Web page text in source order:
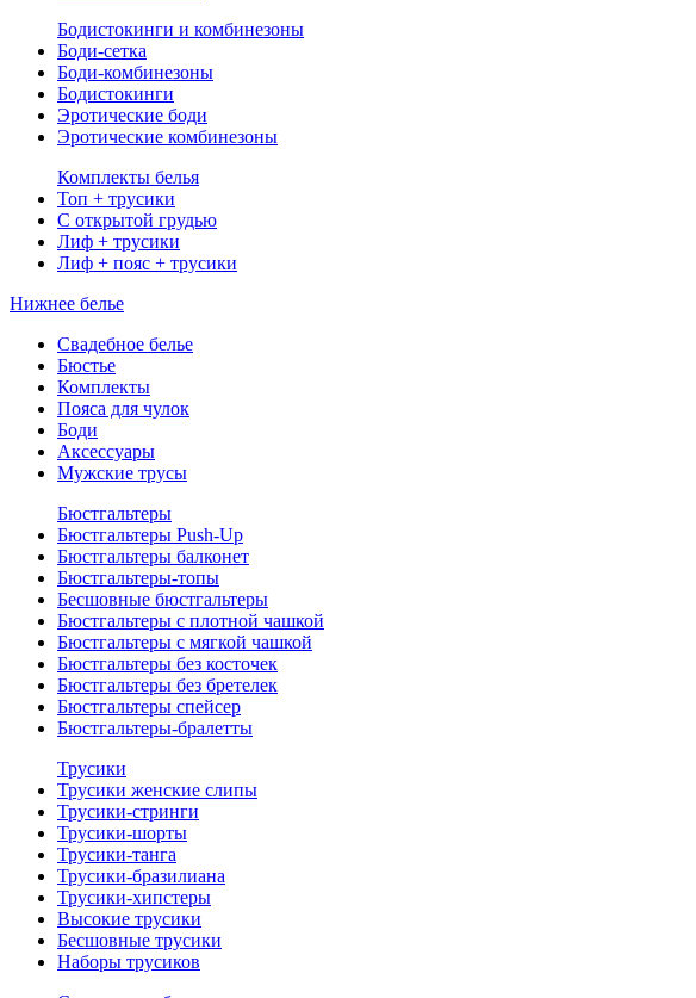
Бодистокинги и комбинезоны
Боди-сетка
Боди-комбинезоны
Бодистокинги
Эротические боди
Эротические комбинезоны
Комплекты белья
Топ + трусики
С открытой грудью
Лиф + трусики
Лиф + пояс + трусики
Нижнее белье
Свадебное белье
Бюстье
Комплекты
Пояса для чулок
Боди
Аксессуары
Мужские трусы
Бюстгальтеры
Бюстгальтеры Push-Up
Бюстгальтеры балконет
Бюстгальтеры-топы
Бесшовные бюстгальтеры
Бюстгальтеры с плотной чашкой
Бюстгальтеры с мягкой чашкой
Бюстгальтеры без косточек
Бюстгальтеры без бретелек
Бюстгальтеры спейсер
Бюстгальтеры-бралетты
Трусики
Трусики женские слипы
Трусики-стринги
Трусики-шорты
Трусики-танга
Трусики-бразилиана
Трусики-хипстеры
Высокие трусики
Бесшовные трусики
Наборы трусиков